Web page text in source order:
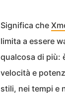
Significa che
limita a essere
qualcosa di più:
velocità e
stili, nei tempi e